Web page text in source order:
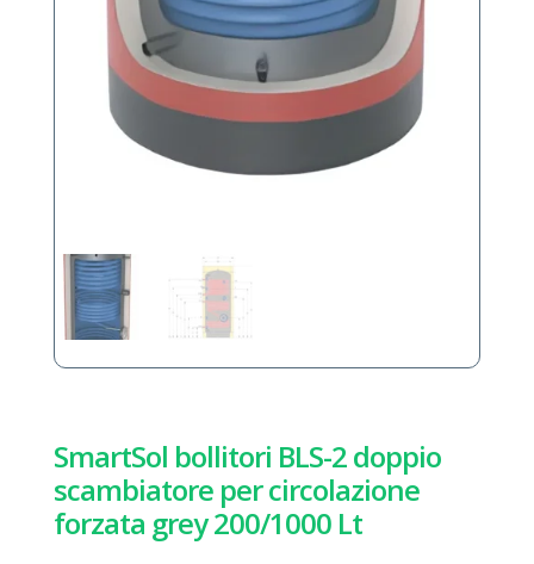
SmartSol bollitori BLS-2 doppio
scambiatore per circolazione
forzata grey 200/1000 Lt